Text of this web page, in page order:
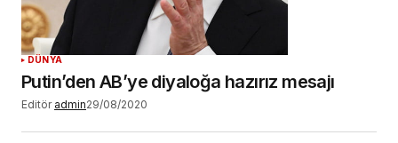
DÜNYA
Putin’den AB’ye diyaloğa hazırız mesajı
Editör admin29/08/2020